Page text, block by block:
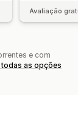
Avaliação
e com
todas as opções